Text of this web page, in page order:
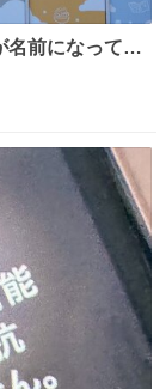
名前になってる